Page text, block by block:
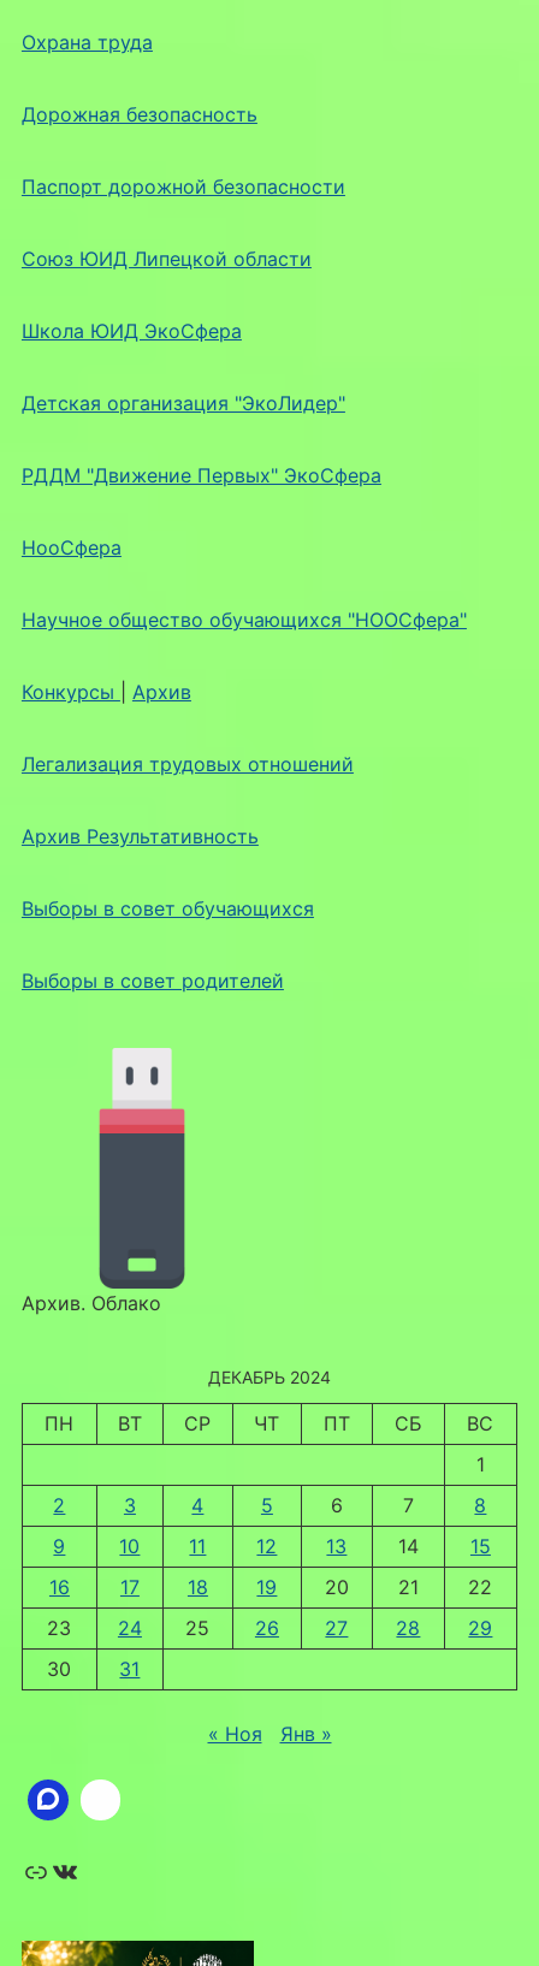
Охрана труда
Дорожная безопасность
Паспорт дорожной безопасности
Союз ЮИД Липецкой области
Школа ЮИД ЭкоСфера
Детская организация "ЭкоЛидер"
РДДМ "Движение Первых" ЭкоСфера
НооСфера
Научное общество обучающихся "НООСфера"
Конкурсы Архив
Легализация трудовых отношений
Архив Результативность
Выборы в совет обучающихся
Выборы в совет родителей
Архив. Облако
ДЕКАБРЬ 2024
ПН ВТ СР ЧТ ПТ СБ
ВС
1
2
3 4 5 6 7
8
9
10 11 12 13 14
15
16
17 18 19 20 21
22
23
24 25 26 27 28
29
30
31
« Ноя Янв »